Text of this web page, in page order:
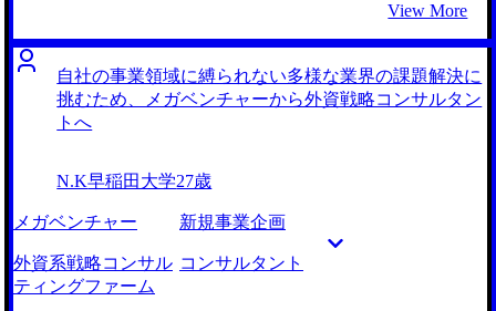
した。 複数のエージェントの話を聞いた中で、MyVisionさ
んが最もコンサル業界や各ファームの解像度が高いように感
じたからです。大手のエージェントからは有名なファームの
各ファームの扱う案件の傾向などをお伺いしました。一方
で、MyVisionさんからは、業務上の特徴はもちろん、所属す
るコンサルタントの雰囲気といった組織文化まで具体的に教
の希望に沿ったファームに転職することができたと思いま
交渉まで行っていただきました。その結果、想定よりも良い
待遇で転職できました。さらに、面接練習では実際に見られ
る観点を踏まえた評価をしていただけたことで不安なく面接
に臨むことができました。 ファームごとの違いを教えてい
自身の技術スキルや戦略的思考力・問題解決力などのビジネ
ススキルが磨かれないと感じていました。 大学時代の同級
生が外資戦略コンサルタントに転職したことがきっかけです
ね。彼と話した際、新規事業立案やM&A戦略などダイナミ
ックで華々しい大規模なプロジェクトの話を聞くたびに、自
サルタントへの転職であればMyVisionが良いと聞いていたの
で、真っ先にお話をしようと思っていました。お話しした中
で町田さん自身も戦略系コンサルティングファームへ転職さ
れた経験をお持ちだと知り、この方なら間違い無いだろうと
思ってそのまま支援をお願いしました。 評判通り支援サー
View More
自社の事業領域に縛られない多様な業界の課題解決に
挑むため、メガベンチャーから外資戦略コンサルタン
トへ
N.K早稲田大学27歳
メガベンチャー 新規事業企画
外資系戦略コンサル
ティングファーム
コンサルタント